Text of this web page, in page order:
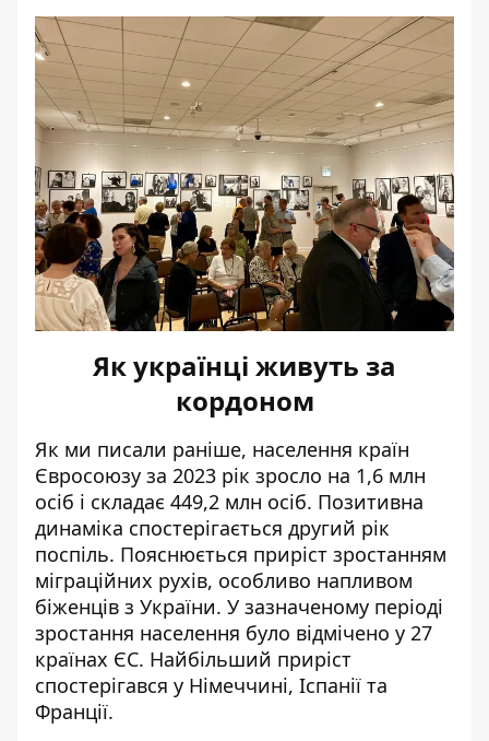
Як українці живуть за
кордоном
Як ми писали раніше, населення країн
Євросоюзу за 2023 рік зросло на 1,6 млн
осіб і складає 449,2 млн осіб. Позитивна
динаміка спостерігається другий рік
поспіль. Пояснюється приріст зростанням
міграційних рухів, особливо напливом
біженців з України. У зазначеному періоді
зростання населення було відмічено у 27
країнах ЄС. Найбільший приріст
спостерігався у Німеччині, Іспанії та
Франції.